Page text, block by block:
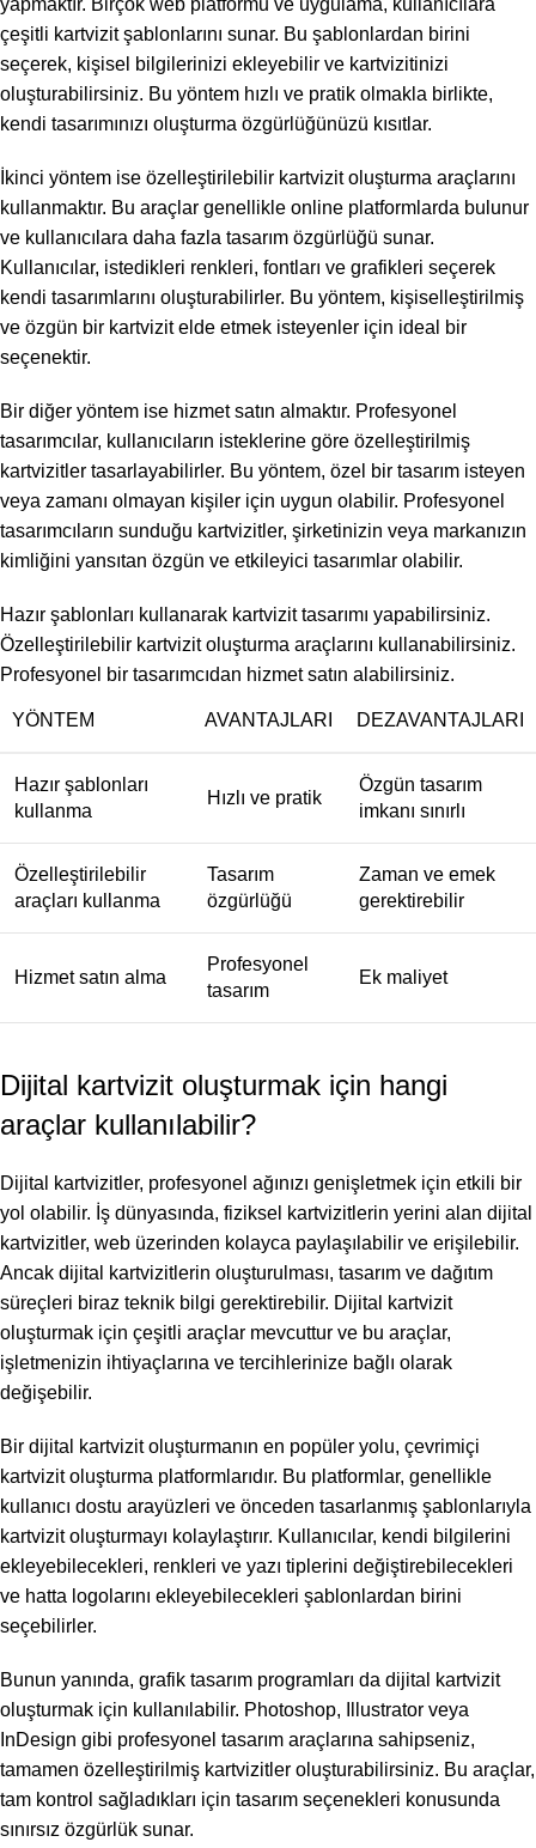
yapmaktır. Birçok web platformu ve uygulama, kullanıcılara
çeşitli kartvizit şablonlarını sunar. Bu şablonlardan birini
seçerek, kişisel bilgilerinizi ekleyebilir ve kartvizitinizi
oluşturabilirsiniz. Bu yöntem hızlı ve pratik olmakla birlikte,
kendi tasarımınızı oluşturma özgürlüğünüzü kısıtlar.
İkinci yöntem ise özelleştirilebilir kartvizit oluşturma araçlarını
kullanmaktır. Bu araçlar genellikle online platformlarda bulunur
ve kullanıcılara daha fazla tasarım özgürlüğü sunar.
Kullanıcılar, istedikleri renkleri, fontları ve grafikleri seçerek
kendi tasarımlarını oluşturabilirler. Bu yöntem, kişiselleştirilmiş
ve özgün bir kartvizit elde etmek isteyenler için ideal bir
seçenektir.
Bir diğer yöntem ise hizmet satın almaktır. Profesyonel
tasarımcılar, kullanıcıların isteklerine göre özelleştirilmiş
kartvizitler tasarlayabilirler. Bu yöntem, özel bir tasarım isteyen
veya zamanı olmayan kişiler için uygun olabilir. Profesyonel
tasarımcıların sunduğu kartvizitler, şirketinizin veya markanızın
kimliğini yansıtan özgün ve etkileyici tasarımlar olabilir.
Hazır şablonları kullanarak kartvizit tasarımı yapabilirsiniz.
Özelleştirilebilir kartvizit oluşturma araçlarını kullanabilirsiniz.
Profesyonel bir tasarımcıdan hizmet satın alabilirsiniz.
YÖNTEM AVANTAJLARI DEZAVANTAJLARI
Hazır şablonları
kullanma
Hızlı ve pratik
Özgün tasarım
imkanı sınırlı
Özelleştirilebilir
araçları kullanma
Tasarım
özgürlüğü
Zaman ve emek
gerektirebilir
Hizmet satın alma
Profesyonel
tasarım
Ek maliyet
Dijital kartvizit oluşturmak için hangi
araçlar kullanılabilir?
Dijital kartvizitler, profesyonel ağınızı genişletmek için etkili bir
yol olabilir. İş dünyasında, fiziksel kartvizitlerin yerini alan dijital
kartvizitler, web üzerinden kolayca paylaşılabilir ve erişilebilir.
Ancak dijital kartvizitlerin oluşturulması, tasarım ve dağıtım
süreçleri biraz teknik bilgi gerektirebilir. Dijital kartvizit
oluşturmak için çeşitli araçlar mevcuttur ve bu araçlar,
işletmenizin ihtiyaçlarına ve tercihlerinize bağlı olarak
değişebilir.
Bir dijital kartvizit oluşturmanın en popüler yolu, çevrimiçi
kartvizit oluşturma platformlarıdır. Bu platformlar, genellikle
kullanıcı dostu arayüzleri ve önceden tasarlanmış şablonlarıyla
kartvizit oluşturmayı kolaylaştırır. Kullanıcılar, kendi bilgilerini
ekleyebilecekleri, renkleri ve yazı tiplerini değiştirebilecekleri
ve hatta logolarını ekleyebilecekleri şablonlardan birini
seçebilirler.
Bunun yanında, grafik tasarım programları da dijital kartvizit
oluşturmak için kullanılabilir. Photoshop, Illustrator veya
InDesign gibi profesyonel tasarım araçlarına sahipseniz,
tamamen özelleştirilmiş kartvizitler oluşturabilirsiniz. Bu araçlar,
tam kontrol sağladıkları için tasarım seçenekleri konusunda
sınırsız özgürlük sunar.